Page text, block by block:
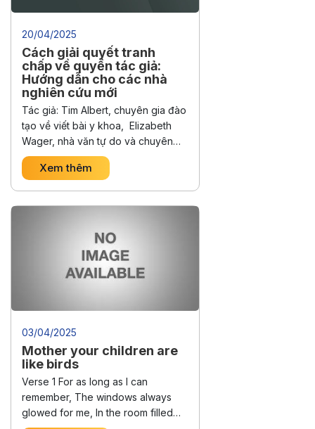
20/04/2025
Cách giải quyết tranh
chấp về quyền tác giả:
Hướng dẫn cho các nhà
nghiên cứu mới
Tác giả: Tim Albert, chuyên gia đào
tạo về viết bài y khoa, Elizabeth
Wager, nhà văn tự do và chuyên
gia đào tạo Người dịch: Nguyễn
Hương Giang Hiệu đính: Nguyễn
(authorship) nghe có vẻ đơn giản
nhiều tranh cãi …Continued
Xem thêm
03/04/2025
Mother your children are
like birds
Verse 1 For as long as I can
remember, The windows always
glowed for me, In the room filled